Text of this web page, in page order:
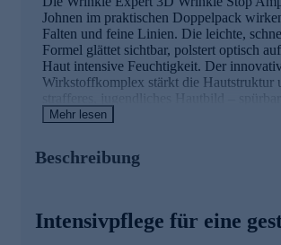
Johnen im praktischen Doppelpack
Falten und feine Linien. Die leichte,
Formel glättet sichtbar, polstert optisch
Haut intensive Feuchtigkeit. Der
Wirkstoffkomplex stärkt die Hautstruktur
strafferes, jugendliches Hautbild –
revitalisiert.
Glättet Falten bis zu 74 % in nur einer
Mehr lesen
Beschreibung
Intensivpflege für eine